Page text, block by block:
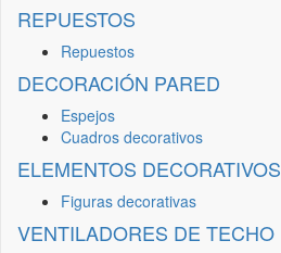
REPUESTOS
Repuestos
DECORACIÓN PARED
Espejos
Cuadros decorativos
ELEMENTOS DECORATIVOS
Figuras decorativas
VENTILADORES DE TECHO